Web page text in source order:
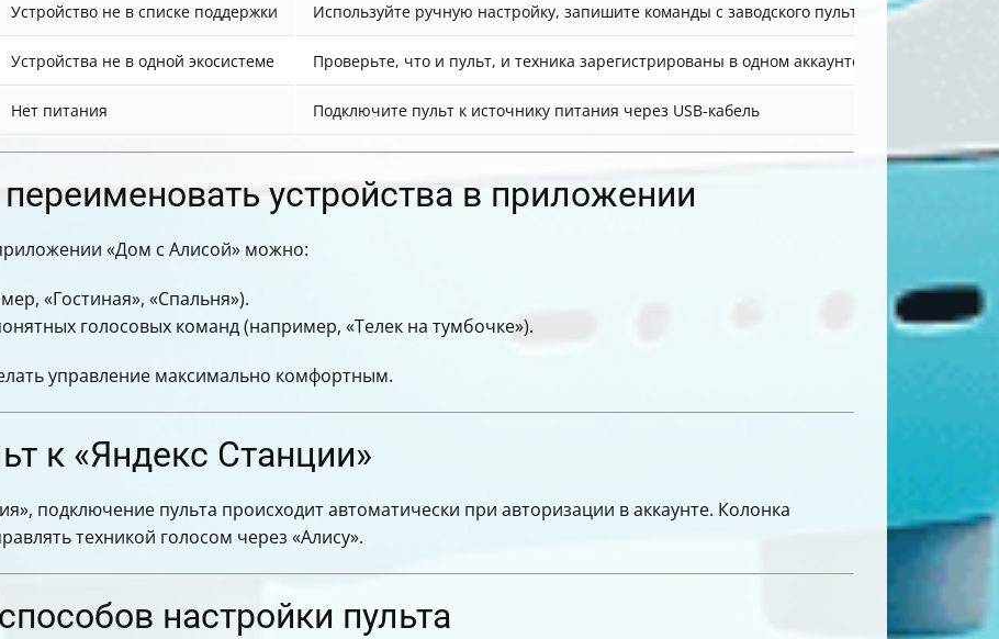
Устройство не в списке поддержки Используйте ручную настройку, запишите команды с заводского пульта
Устройства не в одной экосистеме Проверьте, что и пульт, и техника зарегистрированы в одном аккаунте «Яндекс»
Нет питания Подключите пульт к источнику питания через USB-кабель
устройства в приложении
«Дом с Алисой» можно:
«Гостиная», «Спальня»).
голосовых команд (например, «Телек на тумбочке»).
управление максимально комфортным.
к «Яндекс Станции»
подключение пульта происходит автоматически при авторизации в аккаунте. Колонка
техникой голосом через «Алису».
настройки пульта